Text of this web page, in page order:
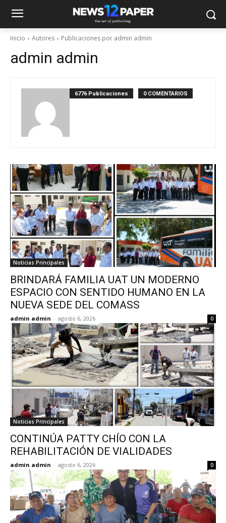
Inicio Autores Publicaciones por admin admin
admin admin
6776 Publicaciones 0 COMENTARIOS
Noticias Principales
BRINDARÁ FAMILIA UAT UN MODERNO
ESPACIO CON SENTIDO HUMANO EN LA
NUEVA SEDE DEL COMASS
admin admin - agosto 6, 2026 0
Noticias Principales
CONTINÚA PATTY CHÍO CON LA
REHABILITACIÓN DE VIALIDADES
admin admin - agosto 6, 2026 0